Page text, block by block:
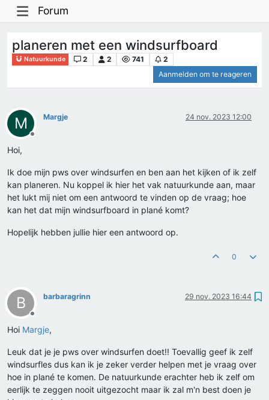
Forum
planeren met een windsurfboard
Natuurkunde 2 2 741
2
Aanmelden om te reageren
M
Offline
Margje 24 nov. 2023 12:00
Hoi,
Ik doe mijn pws over windsurfen en ben aan het kijken of ik zelf
kan planeren. Nu koppel ik hier het vak natuurkunde aan, maar
het lukt mij niet om een antwoord te vinden op de vraag; hoe
kan het dat mijn windsurfboard in plané komt?
Hopelijk hebben jullie hier een antwoord op.
0
B
Offline
barbaragrinn 29 nov. 2023 16:44
Hoi Margje,
Leuk dat je je pws over windsurfen doet!! Toevallig geef ik zelf
windsurfles dus kan ik je zeker verder helpen met je vraag over
hoe in plané te komen. De natuurkunde erachter heb ik zelf om
eerlijk te zeggen nooit uitgezocht maar ik zal m'n best doen je